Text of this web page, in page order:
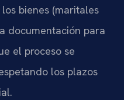
bienes (maritales
documentación para
el proceso se
los plazos